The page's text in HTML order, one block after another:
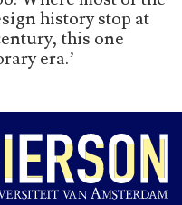
history stop at
this one
era.’